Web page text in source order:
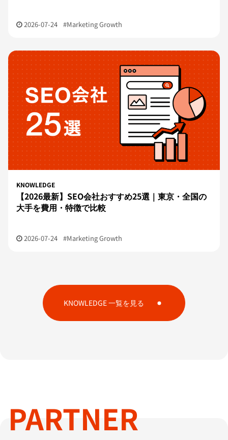
2026-07-24 #Marketing Growth
KNOWLEDGE
【2026最新】SEO会社おすすめ25選｜東京・全国の
大手を費用・特徴で比較
2026-07-24 #Marketing Growth
KNOWLEDGE 一覧を見る
PARTNER